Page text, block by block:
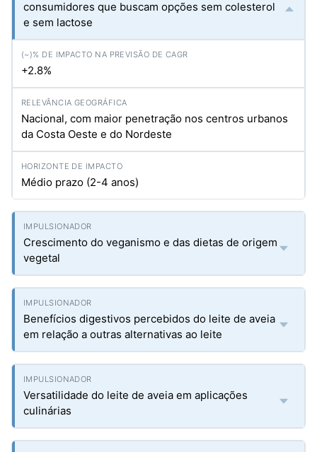
consumidores que buscam opções sem colesterol
e sem lactose
+2.8%
Nacional, com maior penetração nos centros urbanos
da Costa Oeste e do Nordeste
Médio prazo (2-4 anos)
Crescimento do veganismo e das dietas de origem
vegetal
Benefícios digestivos percebidos do leite de aveia
em relação a outras alternativas ao leite
Versatilidade do leite de aveia em aplicações
culinárias